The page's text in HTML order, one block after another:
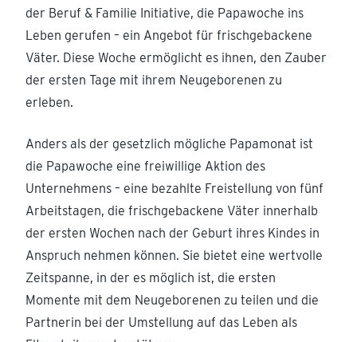
der Beruf & Familie Initiative, die Papawoche ins
Leben gerufen – ein Angebot für frischgebackene
Väter. Diese Woche ermöglicht es ihnen, den Zauber
der ersten Tage mit ihrem Neugeborenen zu
erleben.
Anders als der gesetzlich mögliche Papamonat ist
die Papawoche eine freiwillige Aktion des
Unternehmens – eine bezahlte Freistellung von fünf
Arbeitstagen, die frischgebackene Väter innerhalb
der ersten Wochen nach der Geburt ihres Kindes in
Anspruch nehmen können. Sie bietet eine wertvolle
Zeitspanne, in der es möglich ist, die ersten
Momente mit dem Neugeborenen zu teilen und die
Partnerin bei der Umstellung auf das Leben als